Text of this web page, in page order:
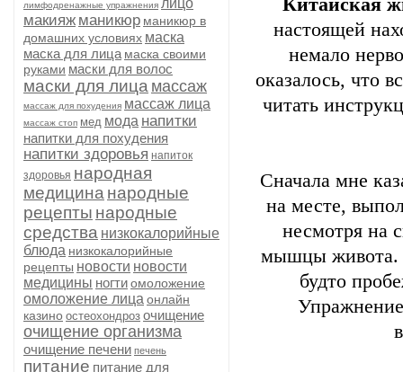
лимфодренажные упражнения лицо
макияж маникюр маникюр в
домашних условиях маска
маска для лица маска своими
руками маски для волос
маски для лица массаж
массаж для похудения массаж лица
массаж стоп мед мода напитки
напитки для похудения
напитки здоровья напиток
здоровья народная
медицина народные
рецепты народные
средства низкокалорийные
блюда низкокалорийные
рецепты новости новости
медицины ногтиомоложение
омоложение лица онлайн
казино остеохондроз очищение
очищение организма
очищение печени печень
питание питание для
Китайская
настоящей
немало
оказалось, что
читать
Сначала мне
на месте,
несмотря на
мышцы живота.
будто